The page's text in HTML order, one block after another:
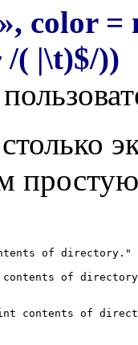
color
/( |\t)$/))
of directory."
of
contents of